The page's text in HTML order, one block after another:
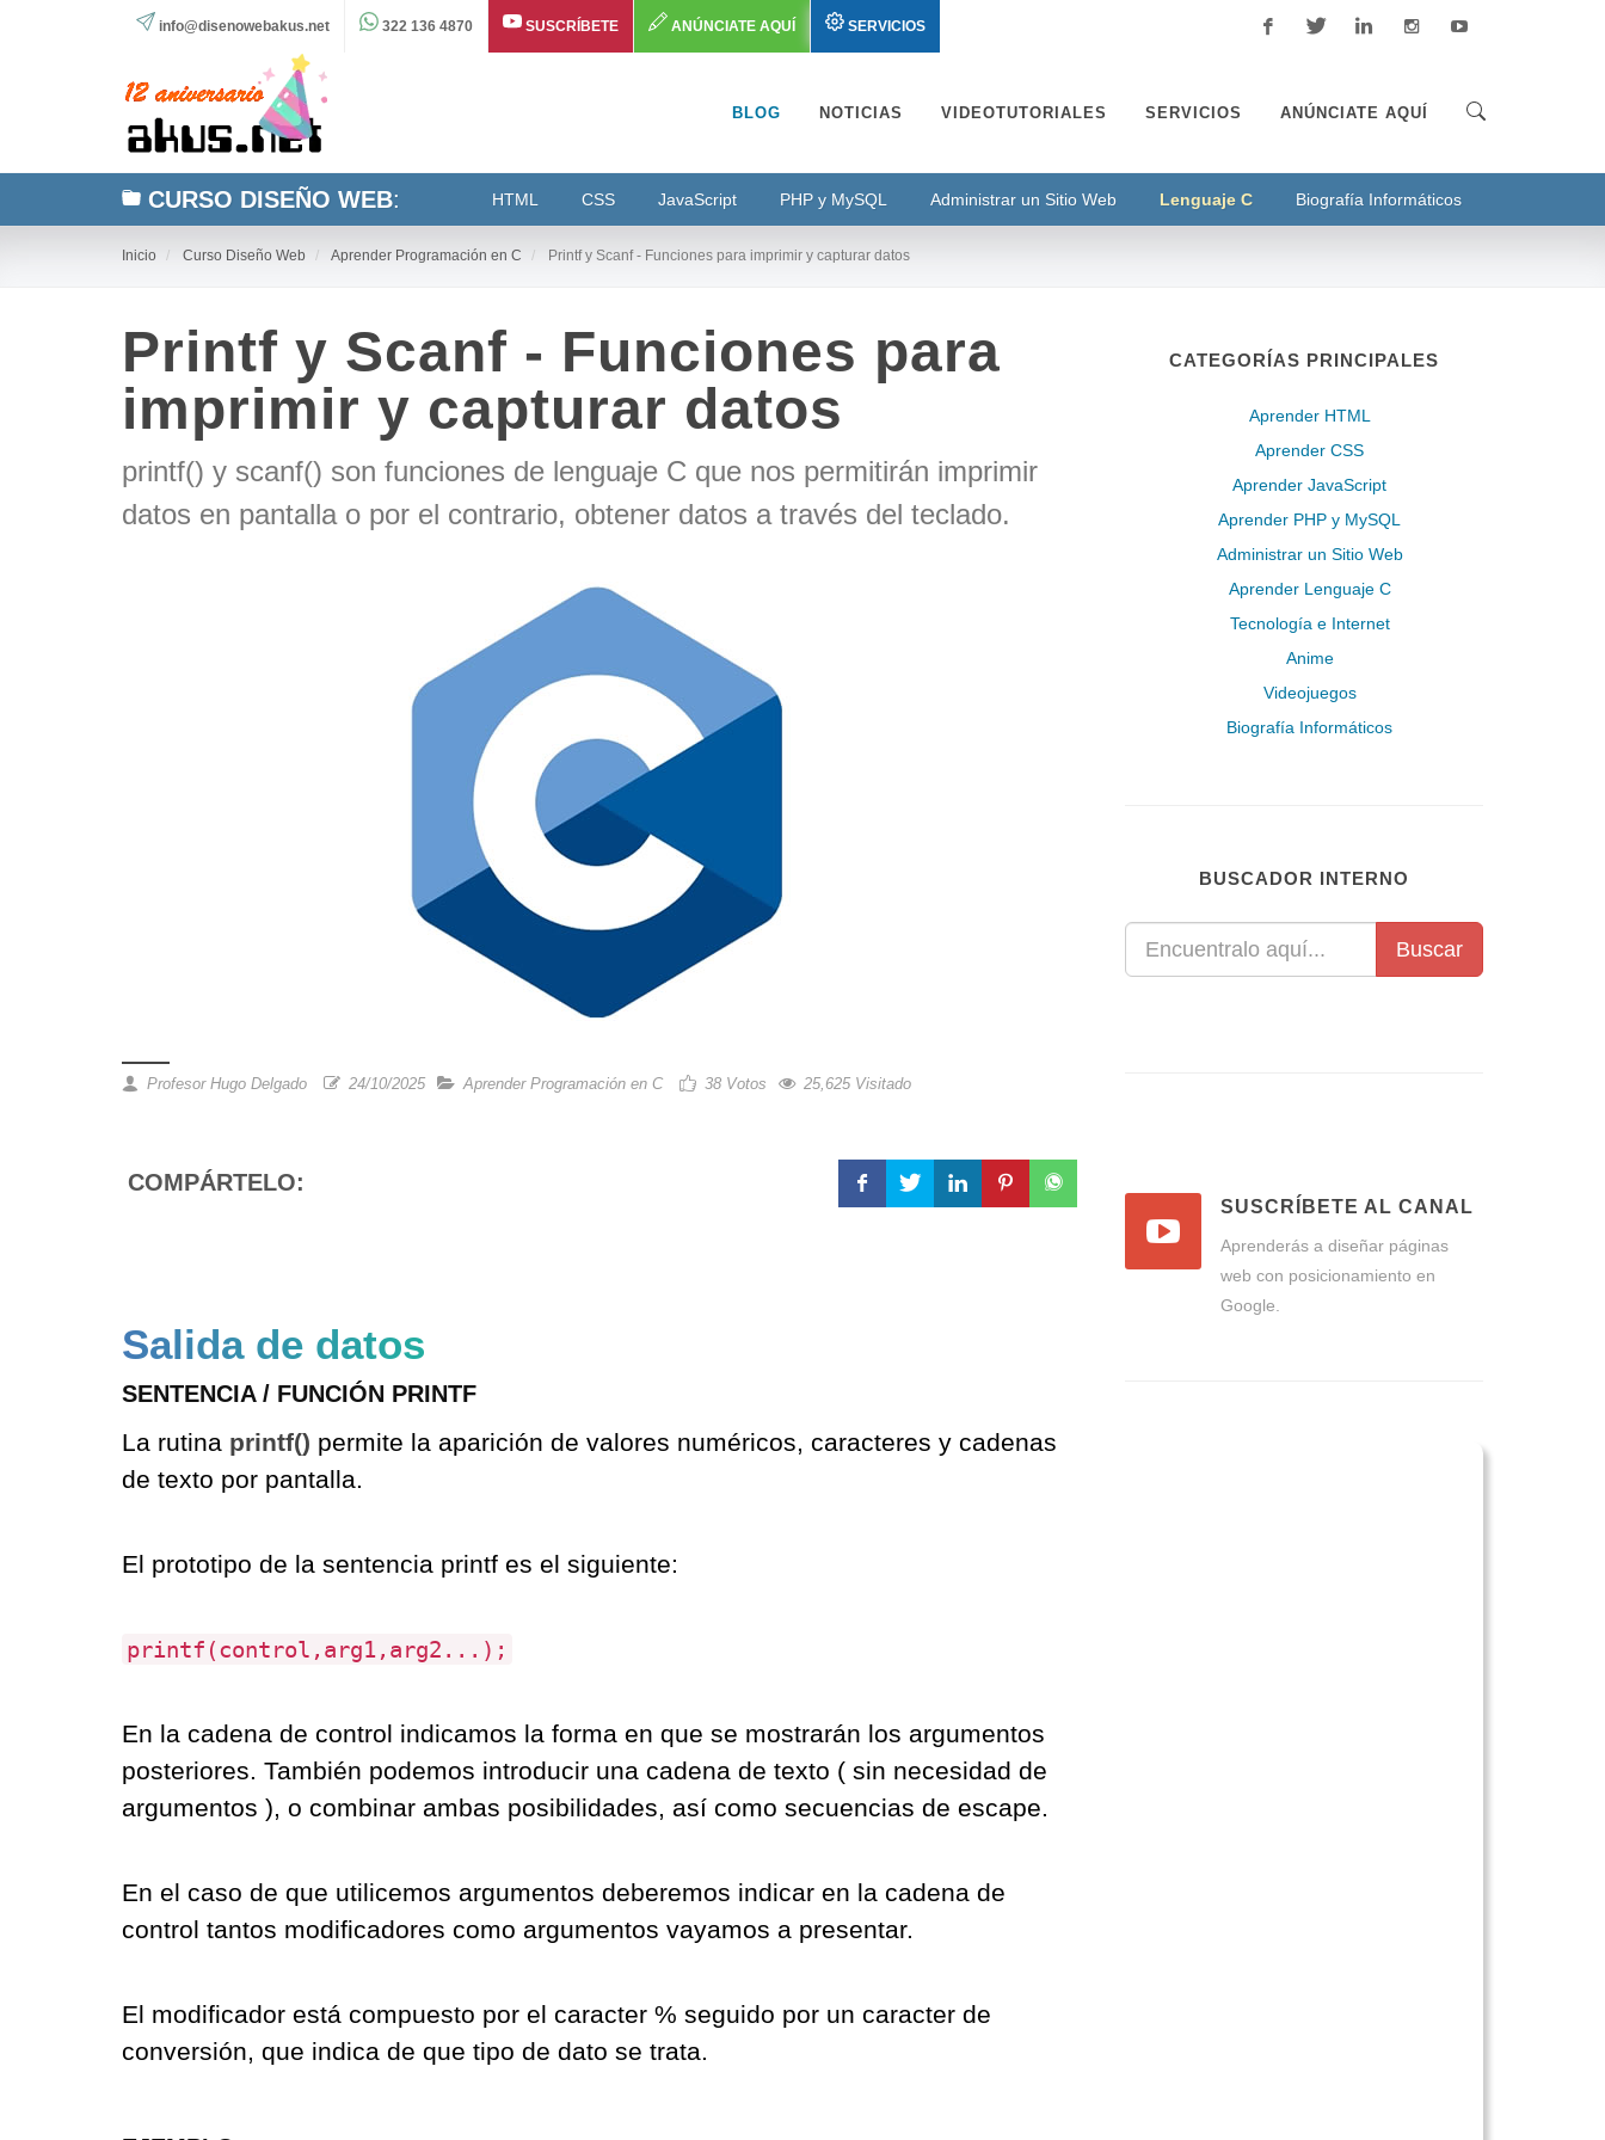
info@disenowebakus.net 322 136 4870 SUSCRÍBETE ANÚNCIATE AQUÍ SERVICIOS
BLOG
NOTICIAS VIDEOTUTORIALES SERVICIOS ANÚNCIATE AQUÍ
CURSO DISEÑO WEB: HTML CSS JavaScript PHP y MySQL Administrar un Sitio Web Lenguaje C Biografía Informáticos
Inicio Curso Diseño Web Aprender Programación en C Printf y Scanf - Funciones para imprimir y capturar datos
Printf y Scanf - Funciones para
imprimir y capturar datos
printf() y scanf() son funciones de lenguaje C que nos permitirán imprimir
datos en pantalla o por el contrario, obtener datos a través del teclado.
Profesor Hugo Delgado 24/10/2025 Aprender Programación en C 38 Votos 25,625 Visitado
COMPÁRTELO:
Salida de datos
SENTENCIA / FUNCIÓN PRINTF
La rutina printf() permite la aparición de valores numéricos, caracteres y cadenas
de texto por pantalla.
El prototipo de la sentencia printf es el siguiente:
printf(control,arg1,arg2...);
En la cadena de control indicamos la forma en que se mostrarán los argumentos
posteriores. También podemos introducir una cadena de texto ( sin necesidad de
argumentos ), o combinar ambas posibilidades, así como secuencias de escape.
En el caso de que utilicemos argumentos deberemos indicar en la cadena de
control tantos modificadores como argumentos vayamos a presentar.
El modificador está compuesto por el caracter % seguido por un caracter de
conversión, que indica de que tipo de dato se trata.
CATEGORÍAS PRINCIPALES
Aprender HTML
Aprender CSS
Aprender JavaScript
Aprender PHP y MySQL
Administrar un Sitio Web
Aprender Lenguaje C
Tecnología e Internet
Anime
Videojuegos
Biografía Informáticos
BUSCADOR INTERNO
Buscar
SUSCRÍBETE AL CANAL
Aprenderás a diseñar páginas
web con posicionamiento en
Google.